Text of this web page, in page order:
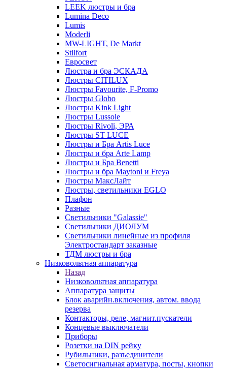
LEEK люстры и бра
Lumina Deco
Lumis
Moderli
MW-LIGHT, De Markt
Stilfort
Евросвет
Люстра и бра ЭСКАДА
Люстры CITILUX
Люстры Favourite, F-Promo
Люстры Globo
Люстры Kink Light
Люстры Lussole
Люстры Rivoli, ЭРА
Люстры ST LUCE
Люстры и Бра Artis Luce
Люстры и бра Arte Lamp
Люстры и Бра Benetti
Люстры и бра Maytoni и Freya
Люстры МаксЛайт
Люстры, светильники EGLO
Плафон
Разные
Светильники "Galassie"
Светильники ДИОЛУМ
Светильники линейные из профиля
Электростандарт заказные
ТДМ люстры и бра
Низковольтная аппаратура
Назад
Низковольтная аппаратура
Аппаратура защиты
Блок аварийн.включения, автом. ввода
резерва
Контакторы, реле, магнит.пускатели
Концевые выключатели
Приборы
Розетки на DIN рейку
Рубильники, разъединители
Светосигнальная арматура, посты, кнопки